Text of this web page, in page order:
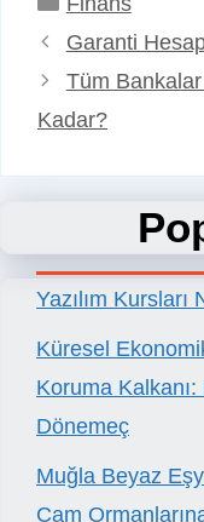
Garanti
Tüm
Kadar?
Yazılım Kursları
Küresel
Koruma
Dönemeç
Muğla Beyaz
Çam